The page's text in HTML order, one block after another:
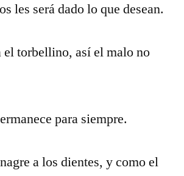
les será dado lo que desean.
el torbellino, así el malo no
para siempre.
a los dientes, y como el